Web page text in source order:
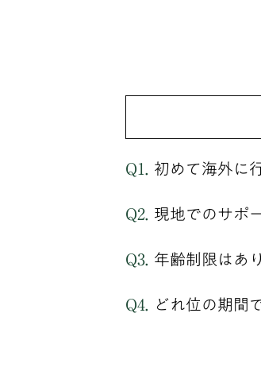
初めて海外に
現地でのサポ
年齢制限はあ
どれ位の期間